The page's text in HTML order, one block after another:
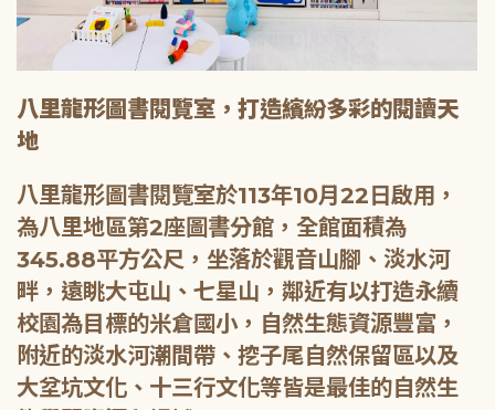
八里龍形圖書閱覽室，打造繽紛多彩的閱讀天
地
八里龍形圖書閱覽室於113年10月22日啟用，
為八里地區第2座圖書分館，全館面積為
345.88平方公尺，坐落於觀音山腳、淡水河
畔，遠眺大屯山、七星山，鄰近有以打造永續
校園為目標的米倉國小，自然生態資源豐富，
附近的淡水河潮間帶、挖子尾自然保留區以及
大坌坑文化、十三行文化等皆是最佳的自然生